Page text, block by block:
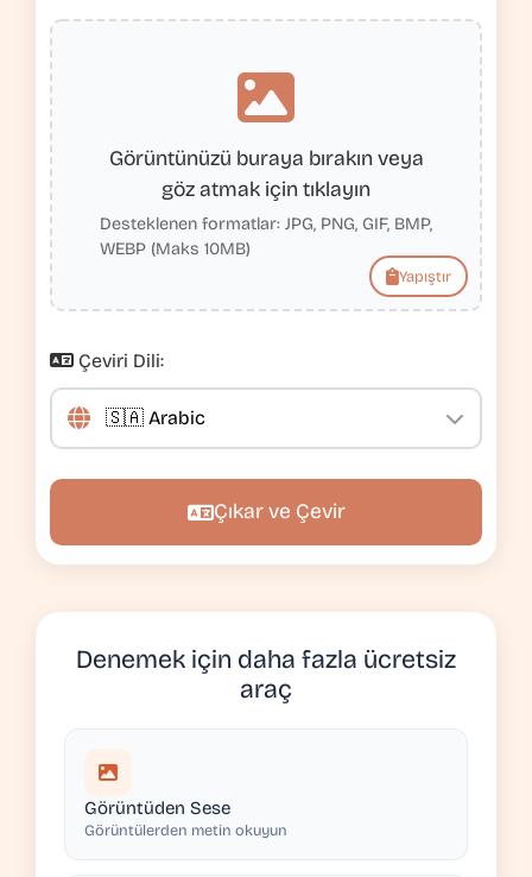
Görüntünüzü buraya bırakın veya
göz atmak için tıklayın
Desteklenen formatlar: JPG, PNG, GIF, BMP,
WEBP (Maks 10MB)
Yapıştır
Çeviri Dili:
Çıkar ve Çevir
Denemek için daha fazla ücretsiz
araç
Görüntüden Sese
Görüntülerden metin okuyun